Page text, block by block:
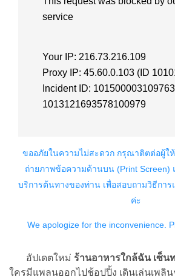
อัปเดตใหม่ ร้านอาหารใกล้ฉัน เซ็น
ใครมีแพลนออกไปช้อปปิ้ง เดินเล่นเพลิ